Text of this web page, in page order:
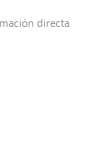
directa